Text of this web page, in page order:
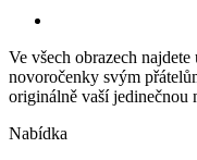
Ve všech obrazech
novoročenky svým
originálně vaší jedinečnou
Nabídka